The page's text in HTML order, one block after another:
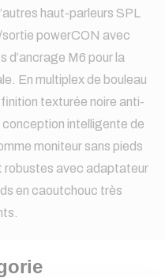
haut-parleurs SPL
powerCON avec
d’ancrage M6 pour la
En multiplex de bouleau
texturée noire anti-
conception intelligente de
moniteur sans pieds
robustes avec adaptateur
en caoutchouc très